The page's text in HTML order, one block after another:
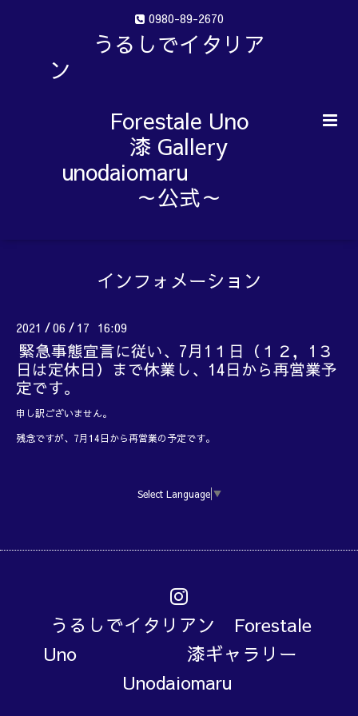
0980-89-2670
うるしでイタリア
ン
Forestale Uno
漆 Gallery
unodaiomaru
～公式～
インフォメーション
2021 /06 / 17 16:09
緊急事態宣言に従い、7月1１日（１２，1３
日は定休日）まで休業し、14日から再営業予
定です。
申し訳ございません。
残念ですが、7月14日から再営業の予定です。
Select Language ▼
うるしでイタリアン Forestale
Uno 漆ギャラリー
Unodaiomaru